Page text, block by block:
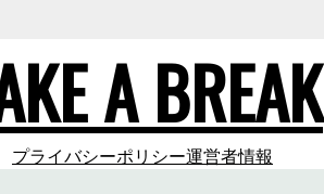
A BREAK
プライバシーポリシー運営者情報